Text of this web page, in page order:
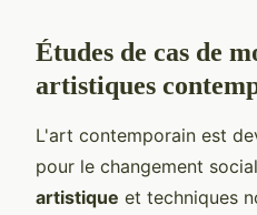
Études de cas de
artistiques
L'art contemporain est
pour le changement
artistique et techniques